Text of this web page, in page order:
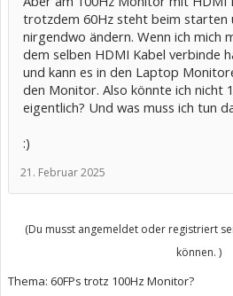
trotzdem 60Hz steht beim starten
nirgendwo ändern. Wenn ich mich
dem selben HDMI Kabel verbinde
und kann es in den Laptop
den Monitor. Also könnte ich nicht
eigentlich? Und was muss ich tun
:)
21. Februar 2025
(Du musst angemeldet oder registriert
können. )
Thema: 60FPs trotz 100Hz Monitor?